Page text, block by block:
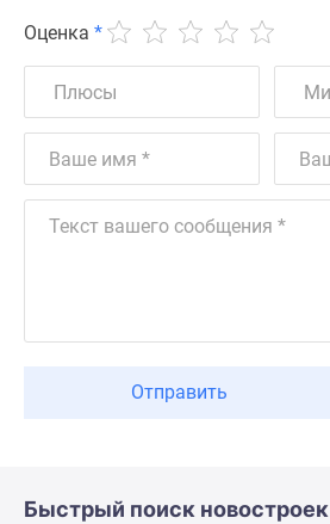
Оценка *
Отправить
Быстрый поиск новостроек